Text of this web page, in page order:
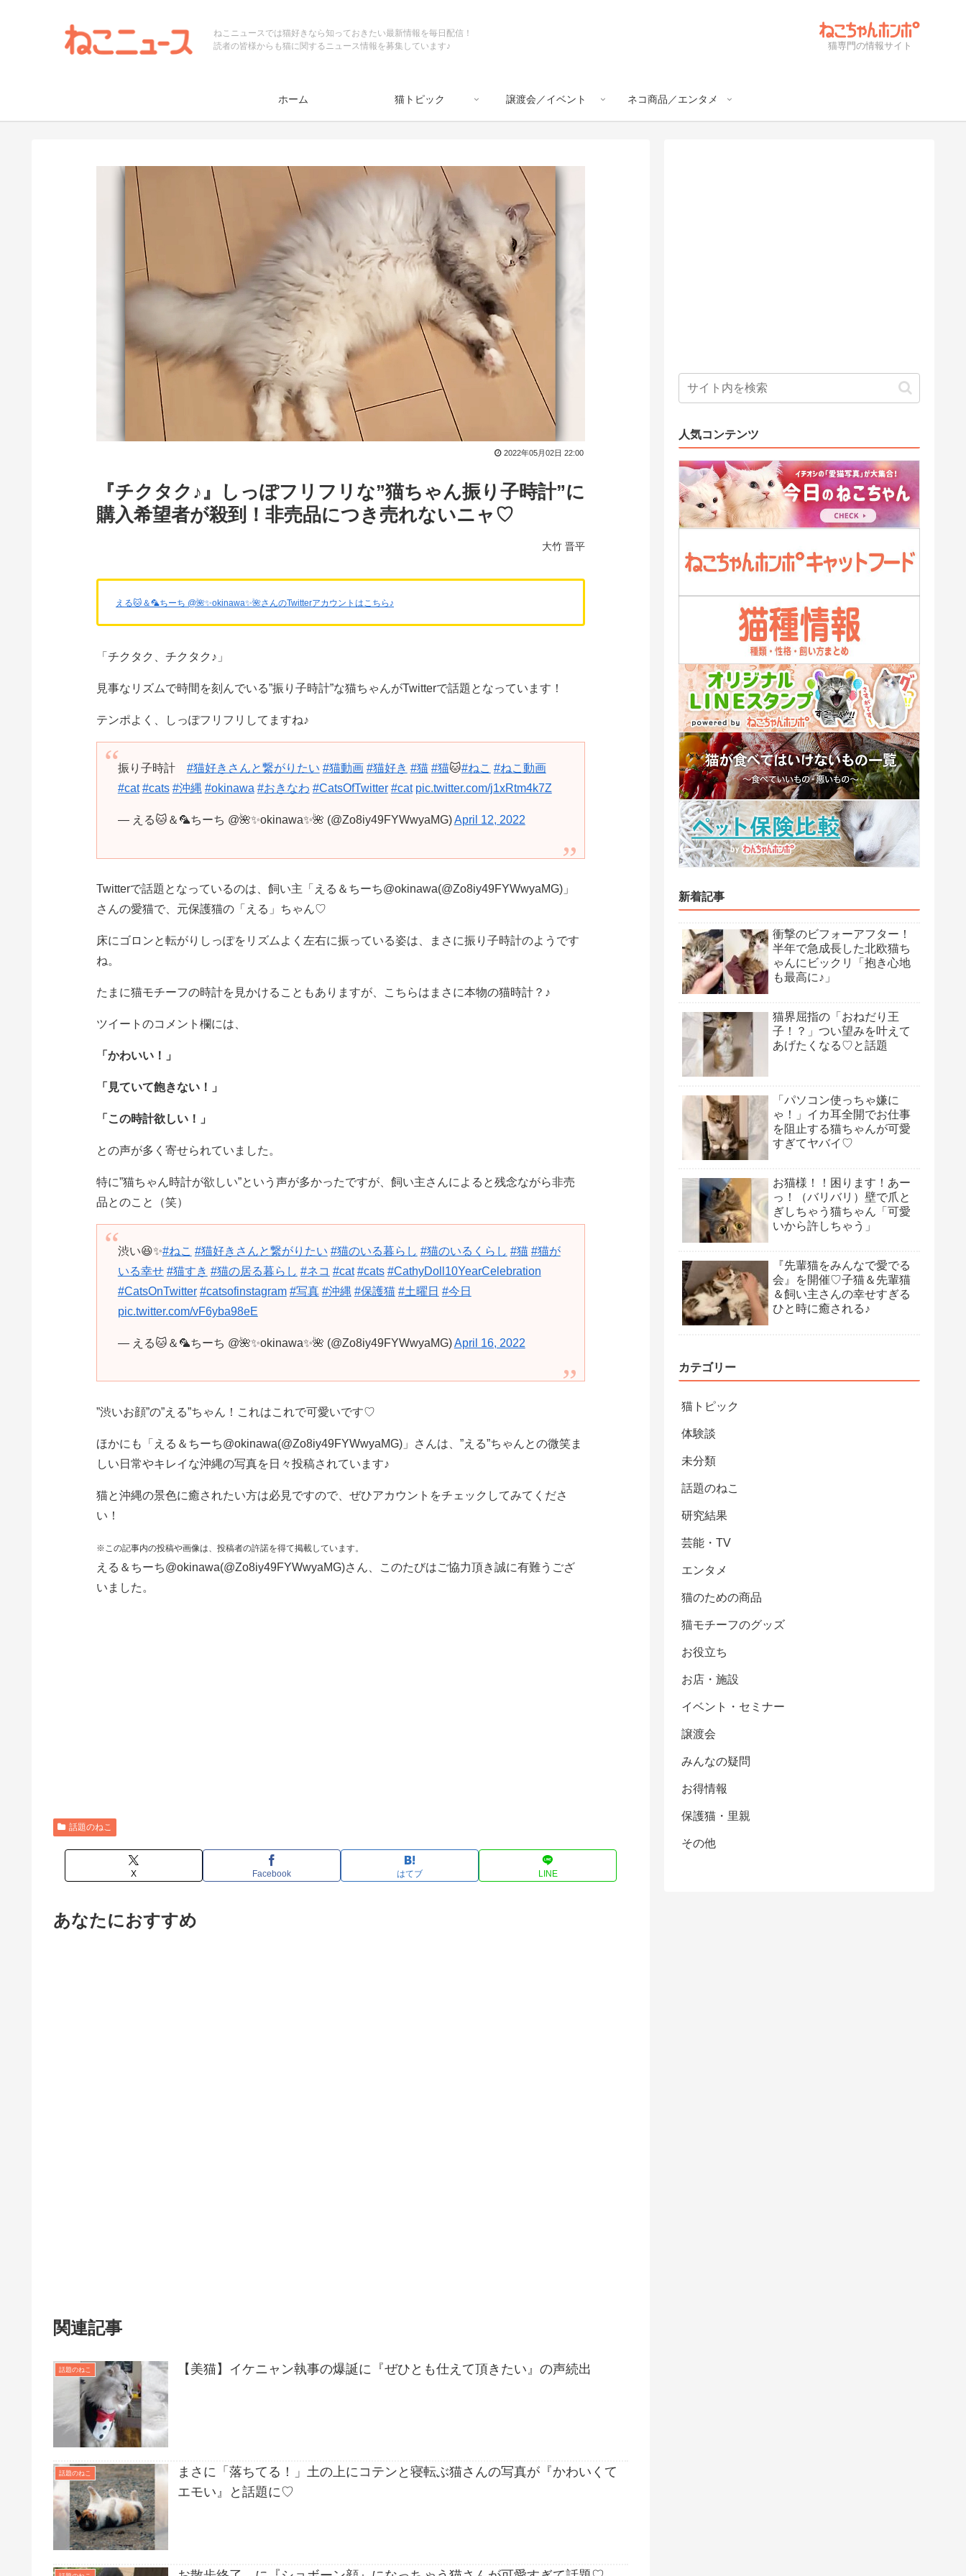
ねこニュースでは猫好きなら知っておきたい最新情報を毎日配信！
読者の皆様からも猫に関するニュース情報を募集しています♪
猫専門の情報サイト
ホーム 猫トピック 譲渡会／イベント ネコ商品／エンタメ
『チクタク♪』しっぽフリフリな”猫ちゃん振り子時計”に
購入希望者が殺到！非売品につき売れないニャ♡
2022年05月02日 22:00
大竹 晋平
える🐱＆🦜ちーち @🌺✨okinawa✨🌺さんのTwitterアカウントはこちら♪
「チクタク、チクタク♪」
見事なリズムで時間を刻んでいる”振り子時計”な猫ちゃんがTwitterで話題となっています！
テンポよく、しっぽフリフリしてますね♪
振り子時計 #猫好きさんと繋がりたい #猫動画 #猫好き #猫 #猫🐱#ねこ #ねこ動画
#cat #cats #沖縄 #okinawa #おきなわ #CatsOfTwitter #cat pic.twitter.com/j1xRtm4k7Z
— える🐱＆🦜ちーち @🌺✨okinawa✨🌺 (@Zo8iy49FYWwyaMG)April 12, 2022
Twitterで話題となっているのは、飼い主「える＆ちーち@okinawa(@Zo8iy49FYWwyaMG)」
さんの愛猫で、元保護猫の「える」ちゃん♡
床にゴロンと転がりしっぽをリズムよく左右に振っている姿は、まさに振り子時計のようです
ね。
たまに猫モチーフの時計を見かけることもありますが、こちらはまさに本物の猫時計？♪
ツイートのコメント欄には、
「かわいい！」
「見ていて飽きない！」
「この時計欲しい！」
との声が多く寄せられていました。
特に”猫ちゃん時計が欲しい”という声が多かったですが、飼い主さんによると残念ながら非売
品とのこと（笑）
渋い😆✨#ねこ #猫好きさんと繋がりたい #猫のいる暮らし #猫のいるくらし #猫 #猫が
いる幸せ #猫すき #猫の居る暮らし #ネコ #cat #cats #CathyDoll10YearCelebration
#CatsOnTwitter #catsofinstagram #写真 #沖縄 #保護猫 #土曜日 #今日
pic.twitter.com/vF6yba98eE
— える🐱＆🦜ちーち @🌺✨okinawa✨🌺 (@Zo8iy49FYWwyaMG)April 16, 2022
”渋いお顔”の”える”ちゃん！これはこれで可愛いです♡
ほかにも「える＆ちーち@okinawa(@Zo8iy49FYWwyaMG)」さんは、”える”ちゃんとの微笑ま
しい日常やキレイな沖縄の写真を日々投稿されています♪
猫と沖縄の景色に癒されたい方は必見ですので、ぜひアカウントをチェックしてみてくださ
い！
※この記事内の投稿や画像は、投稿者の許諾を得て掲載しています。
える＆ちーち@okinawa(@Zo8iy49FYWwyaMG)さん、このたびはご協力頂き誠に有難うござ
いました。
話題のねこ
X Facebook はてブ LINE
あなたにおすすめ
関連記事
話題のねこ 【美猫】イケニャン執事の爆誕に『ぜひとも仕えて頂きたい』の声続出
話題のねこ
まさに「落ちてる！」土の上にコテンと寝転ぶ猫さんの写真が『かわいくて
エモい』と話題に♡
人気コンテンツ
新着記事
衝撃のビフォーアフター！
半年で急成長した北欧猫ち
ゃんにビックリ「抱き心地
も最高に♪」
猫界屈指の「おねだり王
子！？」つい望みを叶えて
あげたくなる♡と話題
「パソコン使っちゃ嫌に
ゃ！」イカ耳全開でお仕事
を阻止する猫ちゃんが可愛
すぎてヤバイ♡
お猫様！！困ります！あー
っ！（バリバリ）壁で爪と
ぎしちゃう猫ちゃん「可愛
いから許しちゃう」
『先輩猫をみんなで愛でる
会』を開催♡子猫＆先輩猫
＆飼い主さんの幸せすぎる
ひと時に癒される♪
カテゴリー
猫トピック
体験談
未分類
話題のねこ
研究結果
芸能・TV
エンタメ
猫のための商品
猫モチーフのグッズ
お役立ち
お店・施設
イベント・セミナー
譲渡会
みんなの疑問
お得情報
保護猫・里親
その他